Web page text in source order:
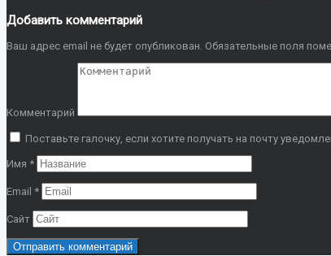
Добавить комментарий
Ваш адрес email не будет опубликован. Обязательные поля
Комментарий
Поставьте галочку, если хотите получать на почту
Имя *
Email *
Сайт